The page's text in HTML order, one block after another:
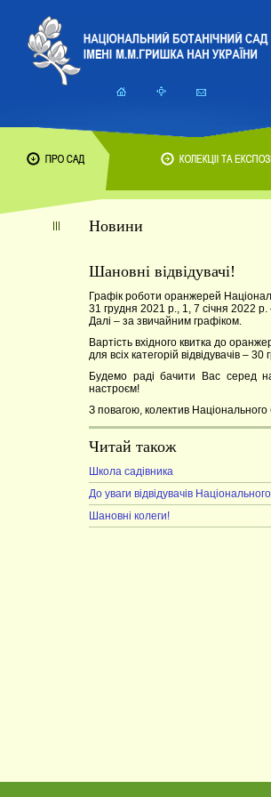
Новини
Шановні відвідувачі!
Графік роботи оранжерей
31 грудня 2021 р., 1, 7 січня 2022 р.
Далі – за звичайним графіком.
Вартість вхідного квитка до
для всіх категорій відвідувачів – 30
Будемо раді бачити Вас серед
настроєм!
З повагою, колектив
Читай також
Школа садівника
До уваги відвідувачів
Шановні колеги!